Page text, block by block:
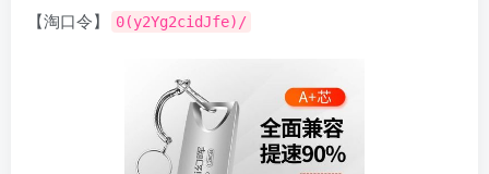
【淘口令】
0(y2Yg2cidJfe)/